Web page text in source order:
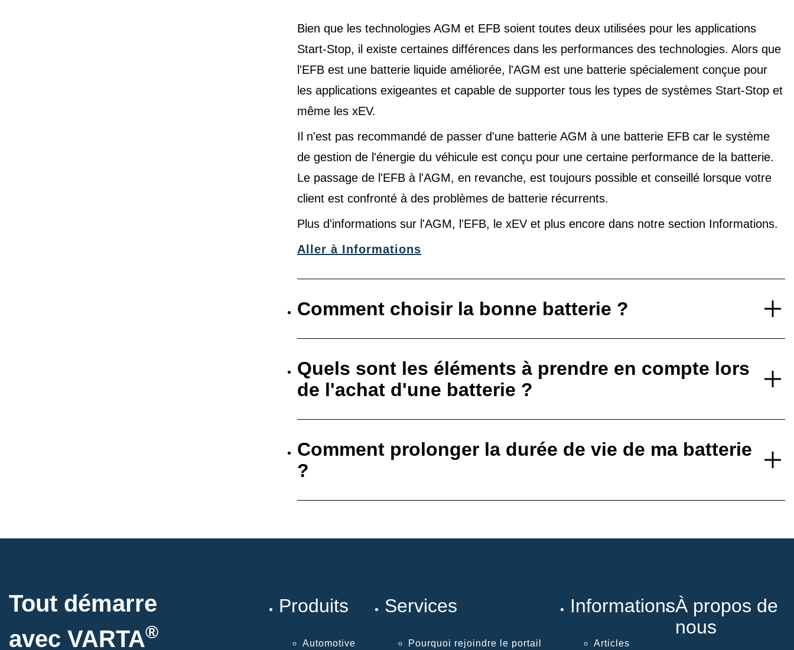
Bien que les technologies AGM et EFB soient toutes deux utilisées pour les applications
Start-Stop, il existe certaines différences dans les performances des technologies. Alors que
l'EFB est une batterie liquide améliorée, l'AGM est une batterie spécialement conçue pour
les applications exigeantes et capable de supporter tous les types de systèmes Start-Stop et
même les xEV.
Il n'est pas recommandé de passer d'une batterie AGM à une batterie EFB car le système
de gestion de l'énergie du véhicule est conçu pour une certaine performance de la batterie.
Le passage de l'EFB à l'AGM, en revanche, est toujours possible et conseillé lorsque votre
client est confronté à des problèmes de batterie récurrents.
Plus d'informations sur l'AGM, l'EFB, le xEV et plus encore dans notre section Informations.
Aller à Informations
Comment choisir la bonne batterie ?
Quels sont les éléments à prendre en compte lors
de l'achat d'une batterie ?
Comment prolonger la durée de vie de ma batterie
?
Tout démarre
avec VARTA®
Produits
Automotive
Services
Pourquoi rejoindre le portail
Informations
Articles
À propos de
nous